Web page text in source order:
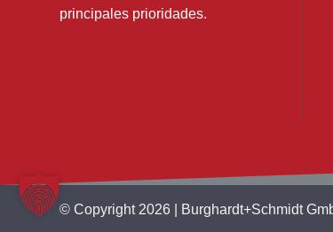
principales prioridades.
© Copyright 2026 | Burghardt+Schmidt